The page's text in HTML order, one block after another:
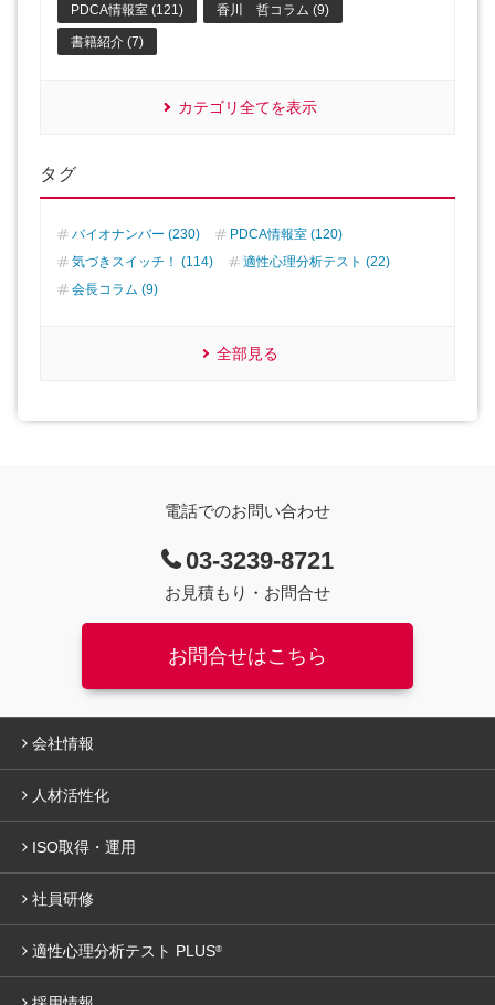
PDCA情報室 (121) 香川 哲コラム (9)
書籍紹介 (7)
カテゴリ全てを表示
タグ
バイオナンバー (230)
PDCA情報室 (120)
気づきスイッチ！ (114)
適性心理分析テスト (22)
会長コラム (9)
全部見る
電話でのお問い合わせ
03-3239-8721
お見積もり・お問合せ
お問合せはこちら
会社情報
人材活性化
ISO取得・運用
社員研修
適性心理分析テスト PLUS®